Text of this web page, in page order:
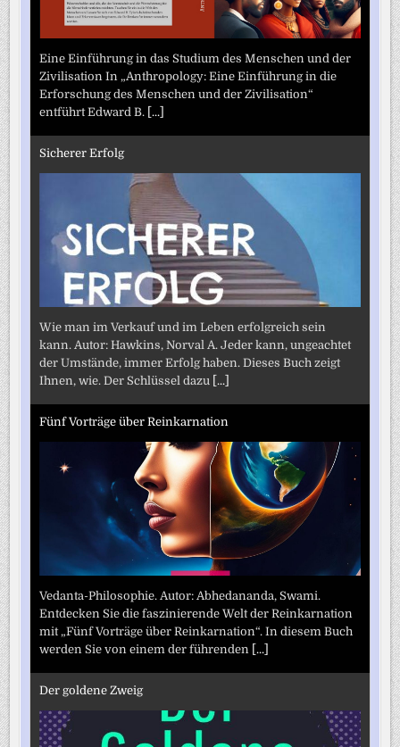
Eine Einführung in das Studium des Menschen und der
Zivilisation In „Anthropology: Eine Einführung in die
Erforschung des Menschen und der Zivilisation“
entführt Edward B.
[...]
Sicherer Erfolg
Wie man im Verkauf und im Leben erfolgreich sein
kann. Autor: Hawkins, Norval A. Jeder kann, ungeachtet
der Umstände, immer Erfolg haben. Dieses Buch zeigt
Ihnen, wie. Der Schlüssel dazu
[...]
Fünf Vorträge über Reinkarnation
Vedanta-Philosophie. Autor: Abhedananda, Swami.
Entdecken Sie die faszinierende Welt der Reinkarnation
mit „Fünf Vorträge über Reinkarnation“. In diesem Buch
werden Sie von einem der führenden
[...]
Der goldene Zweig